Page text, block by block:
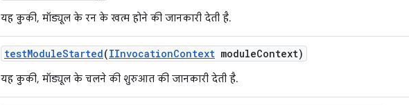
यह कुकी, मॉड्यूल के रन के खत्म होने की जानकारी देती है.
testModuleStarted(IInvocationContext moduleContext)
यह कुकी, मॉड्यूल के चलने की शुरुआत की जानकारी देती है.